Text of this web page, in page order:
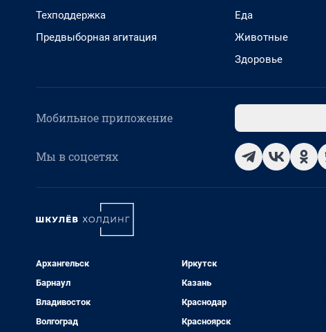
Техподдержка
Предвыборная агитация
Еда
Животные
Здоровье
Мобильное приложение
Мы в соцсетях
Архангельск
Барнаул
Владивосток
Волгоград
Иркутск
Казань
Краснодар
Красноярск